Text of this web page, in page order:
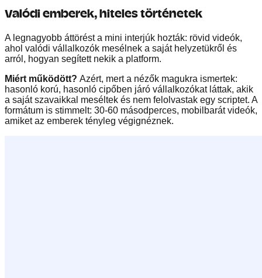
Valódi emberek, hiteles történetek
A legnagyobb áttörést a mini interjúk hozták: rövid videók,
ahol valódi vállalkozók mesélnek a saját helyzetükről és
arról, hogyan segített nekik a platform.
Miért működött? Azért, mert a nézők magukra ismertek:
hasonló korú, hasonló cipőben járó vállalkozókat láttak, akik
a saját szavaikkal meséltek és nem felolvastak egy scriptet. A
formátum is stimmelt: 30-60 másodperces, mobilbarát videók,
amiket az emberek tényleg végignéznek.